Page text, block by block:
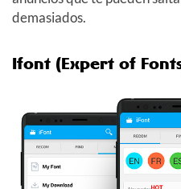
demasiados.
Ifont (Expert of